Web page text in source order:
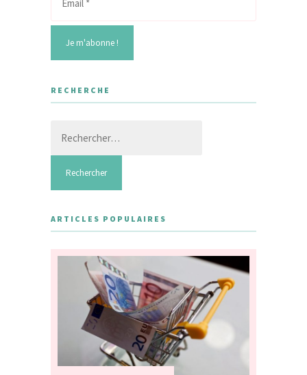
RECHERCHE
ARTICLES POPULAIRES